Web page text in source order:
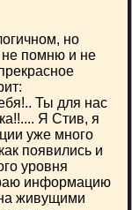
но
не помню и не
Ты для нас
Я Стив, я
уже много
появились и
уровня
информацию
живущими